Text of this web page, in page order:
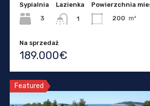
Sypialnia
3
Lazienka
1
Powierzchnia
200 m²
Na sprzedaż
189.000€
Featured